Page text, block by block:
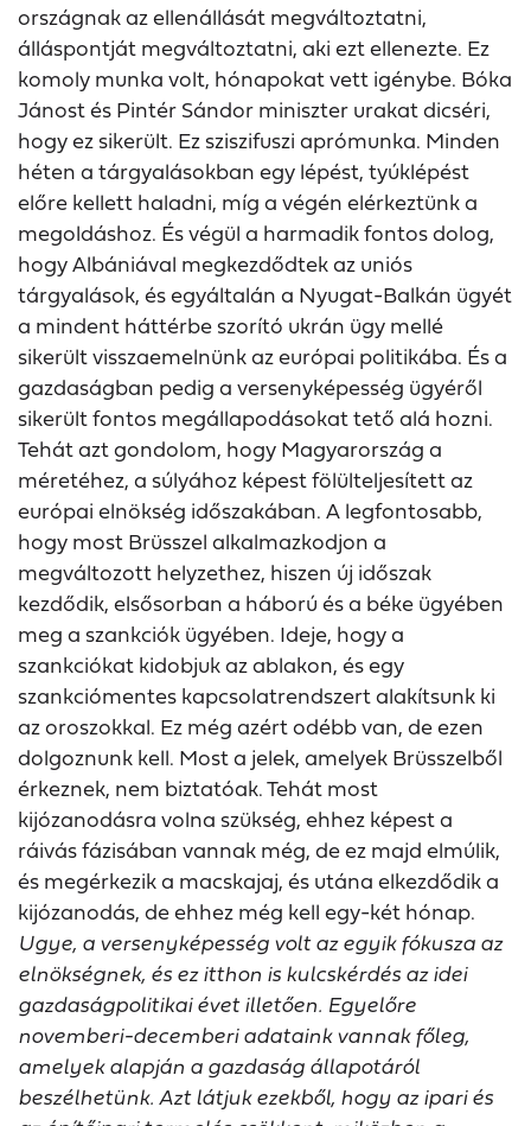
országnak az ellenállását megváltoztatni,
álláspontját megváltoztatni, aki ezt ellenezte. Ez
komoly munka volt, hónapokat vett igénybe. Bóka
Jánost és Pintér Sándor miniszter urakat dicséri,
hogy ez sikerült. Ez sziszifuszi aprómunka. Minden
héten a tárgyalásokban egy lépést, tyúklépést
előre kellett haladni, míg a végén elérkeztünk a
megoldáshoz. És végül a harmadik fontos dolog,
hogy Albániával megkezdődtek az uniós
tárgyalások, és egyáltalán a Nyugat-Balkán ügyét
a mindent háttérbe szorító ukrán ügy mellé
sikerült visszaemelnünk az európai politikába. És a
gazdaságban pedig a versenyképesség ügyéről
sikerült fontos megállapodásokat tető alá hozni.
Tehát azt gondolom, hogy Magyarország a
méretéhez, a súlyához képest fölülteljesített az
európai elnökség időszakában. A legfontosabb,
hogy most Brüsszel alkalmazkodjon a
megváltozott helyzethez, hiszen új időszak
kezdődik, elsősorban a háború és a béke ügyében
meg a szankciók ügyében. Ideje, hogy a
szankciókat kidobjuk az ablakon, és egy
szankciómentes kapcsolatrendszert alakítsunk ki
az oroszokkal. Ez még azért odébb van, de ezen
dolgoznunk kell. Most a jelek, amelyek Brüsszelből
érkeznek, nem biztatóak. Tehát most
kijózanodásra volna szükség, ehhez képest a
ráivás fázisában vannak még, de ez majd elmúlik,
és megérkezik a macskajaj, és utána elkezdődik a
kijózanodás, de ehhez még kell egy-két hónap.
Ugye, a versenyképesség volt az egyik fókusza az
elnökségnek, és ez itthon is kulcskérdés az idei
gazdaságpolitikai évet illetően. Egyelőre
novemberi-decemberi adataink vannak főleg,
amelyek alapján a gazdaság állapotáról
beszélhetünk. Azt látjuk ezekből, hogy az ipari és